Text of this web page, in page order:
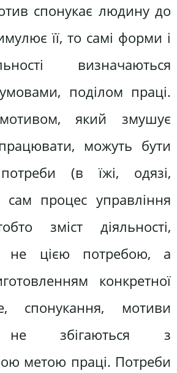
спонукає людину до
її, то самі форми і
визначаються
поділом праці.
який змушує
можуть бути
потреби (в їжі, одязі,
сам процес управління
зміст діяльності,
не цією потребою, а
конкретної
спонукання, мотиви
не збігаються з
метою праці. Потреби